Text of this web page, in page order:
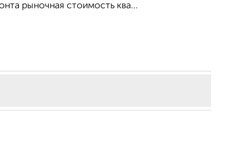
рыночная стоимость ква...